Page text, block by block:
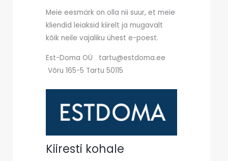
Meie eesmärk on olla nii suur, et meie
kliendid leiaksid kiirelt ja mugavalt
kõik neile vajaliku ühest e-poest.
Est-Doma OÜ tartu@estdoma.ee
Võru 165-5 Tartu 50115
Kiiresti kohale